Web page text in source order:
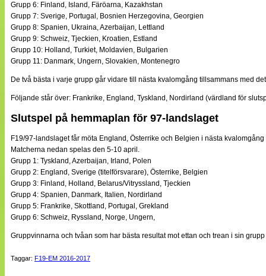
Annonsera
Statistik
Tipsa Damfotboll
Kontakt
Grupp 6: Finland, Island, Färöarna, Kazakhstan
Grupp 7: Sverige, Portugal, Bosnien Herzegovina, Georgien
Grupp 8: Spanien, Ukraina, Azerbaijan, Lettland
Grupp 9: Schweiz, Tjeckien, Kroatien, Estland
Grupp 10: Holland, Turkiet, Moldavien, Bulgarien
Grupp 11: Danmark, Ungern, Slovakien, Montenegro
De två bästa i varje grupp går vidare till nästa kvalomgång tillsammans med
Följande står över: Frankrike, England, Tyskland, Nordirland (värdland för
Slutspel på hemmaplan för 97-landslaget
F19/97-landslaget får möta England, Österrike och Belgien i nästa
Matcherna nedan spelas den 5-10 april.
Grupp 1: Tyskland, Azerbaijan, Irland, Polen
Grupp 2: England, Sverige (titelförsvarare), Österrike, Belgien
Grupp 3: Finland, Holland, Belarus/Vitryssland, Tjeckien
Grupp 4: Spanien, Danmark, Italien, Nordirland
Grupp 5: Frankrike, Skottland, Portugal, Grekland
Grupp 6: Schweiz, Ryssland, Norge, Ungern,
Gruppvinnarna och tvåan som har bästa resultat mot ettan och trean i sin
Taggar: F19-EM 2016-2017